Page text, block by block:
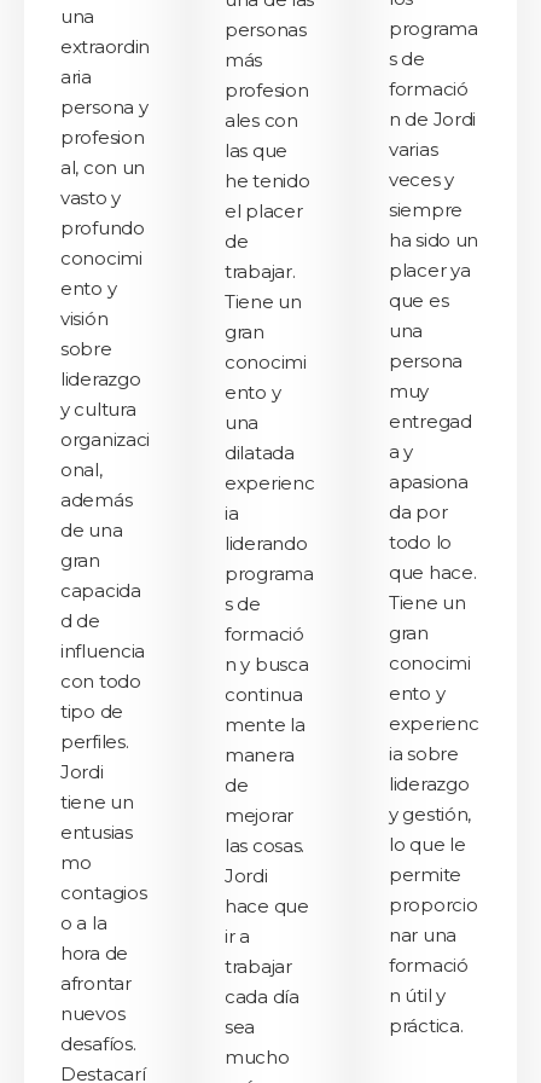
una
extraordin
aria
persona y
profesion
al, con un
vasto y
profundo
conocimi
ento y
visión
sobre
liderazgo
y cultura
organizaci
onal,
además
de una
gran
capacida
d de
influencia
con todo
tipo de
perfiles.
Jordi
tiene un
entusias
mo
contagios
o a la
hora de
afrontar
nuevos
desafíos.
Destacarí
personas
más
profesion
ales con
las que
he tenido
el placer
de
trabajar.
Tiene un
gran
conocimi
ento y
una
dilatada
experienc
ia
liderando
programa
s de
formació
n y busca
continua
mente la
manera
de
mejorar
las cosas.
Jordi
hace que
ir a
trabajar
cada día
sea
mucho
programa
s de
formació
n de Jordi
varias
veces y
siempre
ha sido un
placer ya
que es
una
persona
muy
entregad
a y
apasiona
da por
todo lo
que hace.
Tiene un
gran
conocimi
ento y
experienc
ia sobre
liderazgo
y gestión,
lo que le
permite
proporcio
nar una
formació
n útil y
práctica.